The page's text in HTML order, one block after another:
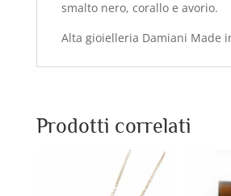
smalto nero, corallo e avorio.
Alta gioielleria Damiani Made
Prodotti correlati